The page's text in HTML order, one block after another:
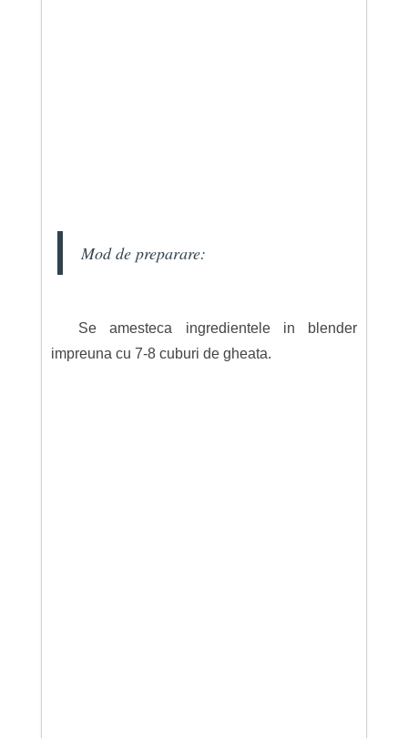
Mod de preparare:
Se amesteca ingredientele in blender
impreuna cu 7-8 cuburi de gheata.